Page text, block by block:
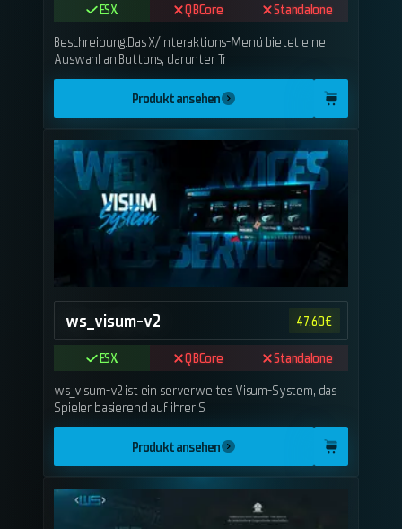
ESX QBCore
Standalone
Beschreibung:Das X/Interaktions-Menü bietet eine
Auswahl an Buttons, darunter Tr
Produkt ansehen
ws_visum-v2 47.60€
ESX QBCore
Standalone
ws_visum-v2 ist ein serverweites Visum-System, das
Spieler basierend auf ihrer S
Produkt ansehen